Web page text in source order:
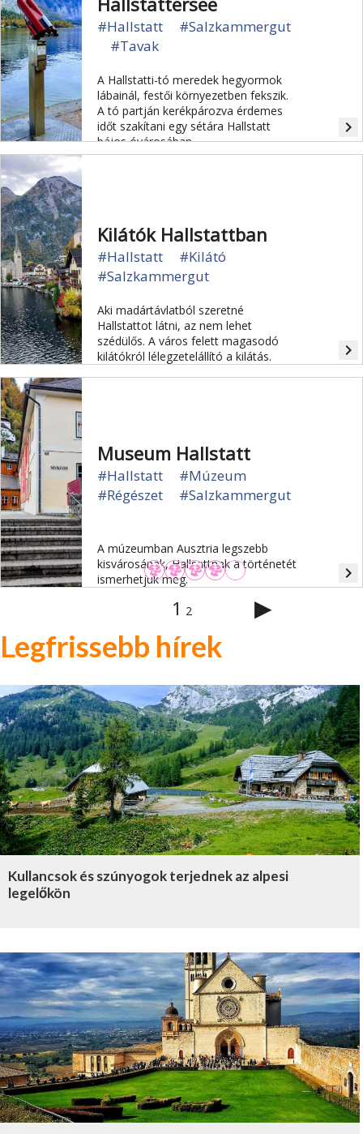
#Hallstatt
#Salzkammergut
#Tavak
A Hallstatti-tó meredek hegyormok
lábainál, festői környezetben fekszik.
A tó partján kerékpározva érdemes
időt szakítani egy sétára Hallstatt
bájos óvárosában.
navigate_next
Kilátók Hallstattban
#Hallstatt
#Kilátó
#Salzkammergut
Aki madártávlatból szeretné
Hallstattot látni, az nem lehet
szédülős. A város felett magasodó
kilátókról lélegzetelállító a kilátás.
navigate_next
Museum Hallstatt
#Hallstatt
#Múzeum
#Régészet
#Salzkammergut
A múzeumban Ausztria legszebb
kisvárosának, Hallsattnak a történetét
ismerhetjük meg.
navigate_next
1 2 ▶
Legfrissebb hírek
Kullancsok és szúnyogok terjednek az alpesi
legelőkön